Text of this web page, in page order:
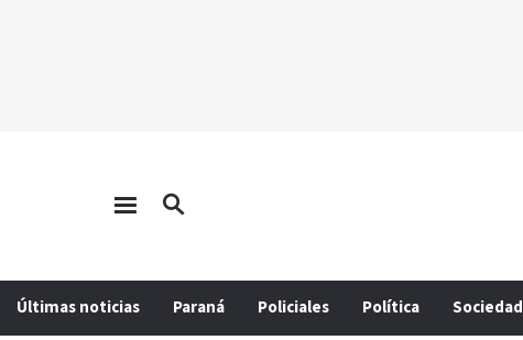
Últimas noticias Paraná Policiales Política Sociedad